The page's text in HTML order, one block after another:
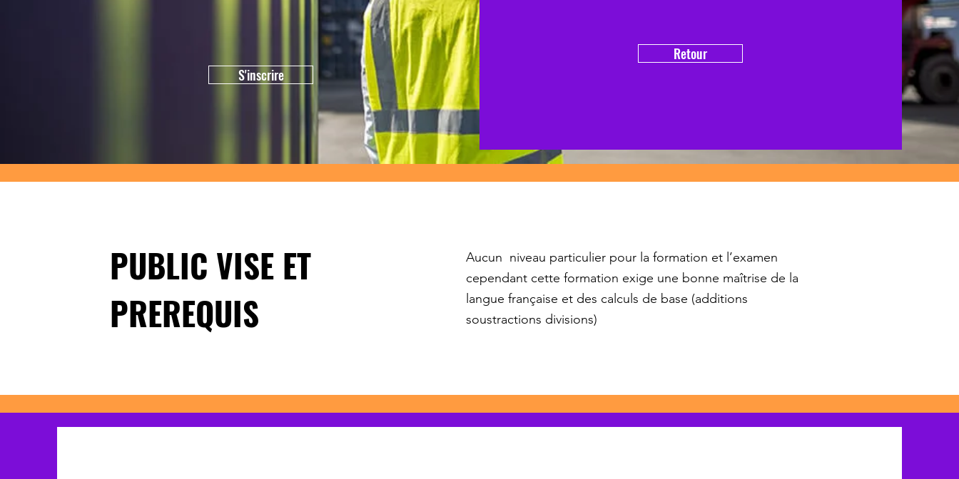
S'inscrire
Retour
​PUBLIC VISE ET
PREREQUIS
Aucun niveau particulier pour la formation et l’examen
cependant cette formation exige une bonne maîtrise de la
langue française et des calculs de base (additions
soustractions divisions)